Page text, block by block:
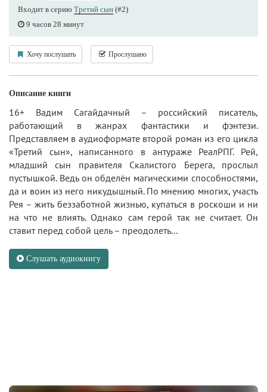
Входит в серию Третий сын (#2)
9 часов 28 минут
Хочу послушать Прослушано
Описание книги
16+ Вадим Сагайдачный – российский писатель,
работающий в жанрах фантастики и фэнтези.
Представляем в аудиоформате второй роман из его цикла
«Третий сын», написанного в антураже РеалРПГ. Рей,
младший сын правителя Скалистого Берега, прослыл
пустышкой. Ведь он обделён магическими способностями,
да и воин из него никудышный. По мнению многих, участь
Рея – жить беззаботной жизнью, купаться в роскоши и ни
на что не влиять. Однако сам герой так не считает. Он
ставит перед собой цель – преодолеть...
Слушать аудиокнигу